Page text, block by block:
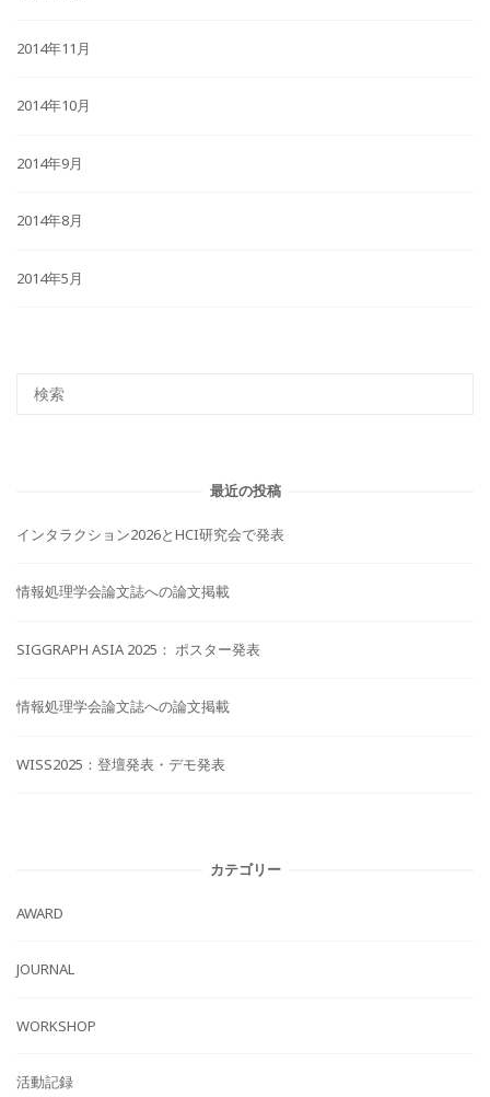
2014年11月
2014年10月
2014年9月
2014年8月
2014年5月
最近の投稿
インタラクション2026とHCI研究会で発表
情報処理学会論文誌への論文掲載
SIGGRAPH ASIA 2025： ポスター発表
情報処理学会論文誌への論文掲載
WISS2025：登壇発表・デモ発表
カテゴリー
AWARD
JOURNAL
WORKSHOP
活動記録